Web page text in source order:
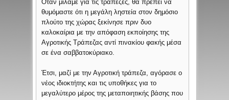
Όταν μιλάμε για τις τράπεζες, θα πρέπει να
θυμόμαστε ότι η μεγάλη ληστεία στον δημόσιο
πλούτο της χώρας ξεκίνησε πριν δυο
καλοκαίρια με την απόφαση εκποίησης της
Αγροτικής Τράπεζας αντί πινακίου φακής μέσα
σε ένα σαββατοκύριακο.
Έτσι, μαζί με την Αγροτική τράπεζα, αγόρασε ο
νέος ιδιοκτήτης και τις υποθήκες για το
μεγαλύτερο μέρος της μεταποιητικής βάσης που